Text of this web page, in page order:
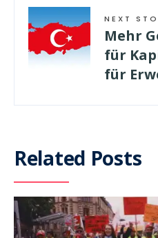
NEXT
Mehr
für
für
Related Posts